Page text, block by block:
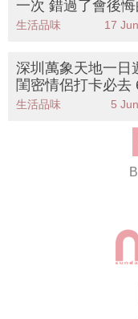
一次 錯過了會後悔
間仙境！
生活品味 17
深圳萬象天地一日
閨密情侶打卡必去
高誠品+戲院+6間
生活品味 5